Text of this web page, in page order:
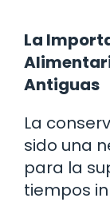
La
Antiguas
La
sido una
para la
tiempos